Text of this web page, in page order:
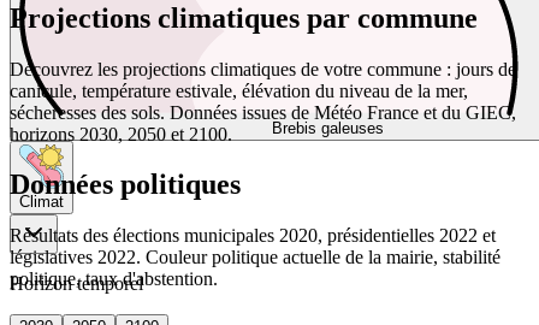
Brebis galeuses
Climat
Horizon temporel
Projections climatiques par commune
Découvrez les projections climatiques de votre commune : jours de
canicule, température estivale, élévation du niveau de la mer,
sécheresses des sols. Données issues de Météo France et du GIEC,
horizons 2030, 2050 et 2100.
Données politiques
Résultats des élections municipales 2020, présidentielles 2022 et
législatives 2022. Couleur politique actuelle de la mairie, stabilité
politique, taux d'abstention.